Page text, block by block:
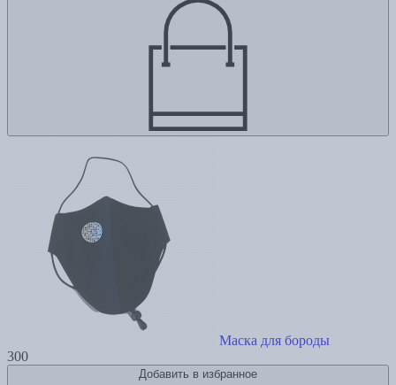
Маска для бороды
300
Добавить в избранное